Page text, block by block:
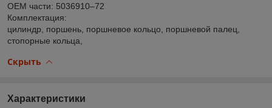
OEM части: 5036910–72
Комплектация:
цилиндр, поршень, поршневое кольцо, поршневой палец,
стопорные кольца,
Скрыть
Характеристики